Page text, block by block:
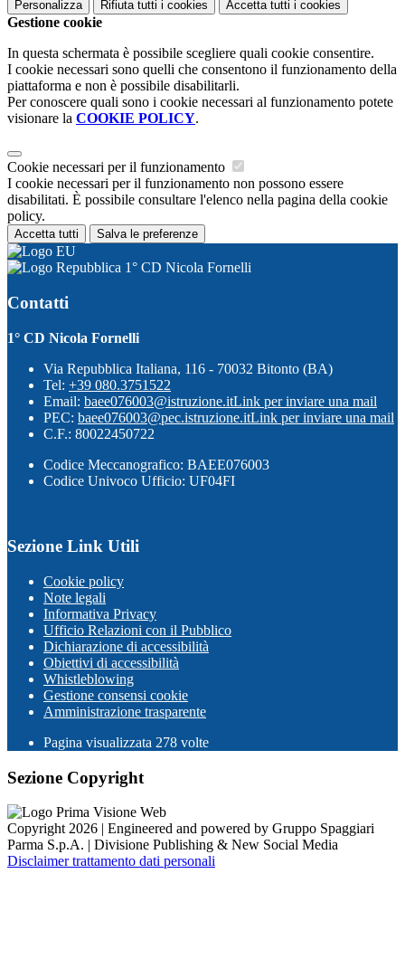
Personalizza Rifiuta tutti i cookies Accetta tutti i cookies
Gestione cookie
In questa schermata è possibile scegliere quali cookie consentire.
I cookie necessari sono quelli che consentono il funzionamento della
piattaforma e non è possibile disabilitarli.
Per conoscere quali sono i cookie necessari al funzionamento potete
visionare la COOKIE POLICY.
Cookie necessari per il funzionamento
I cookie necessari per il funzionamento non possono essere
disabilitati. È possibile consultare l'elenco nella pagina della cookie
policy.
Accetta tutti Salva le preferenze
1° CD Nicola Fornelli
Contatti
1° CD Nicola Fornelli
Via Repubblica Italiana, 116 - 70032 Bitonto (BA)
Tel: +39 080.3751522
Email: baee076003@istruzione.itLink per inviare una mail
PEC: baee076003@pec.istruzione.itLink per inviare una mail
C.F.: 80022450722
Codice Meccanografico: BAEE076003
Codice Univoco Ufficio: UF04FI
Sezione Link Utili
Cookie policy
Note legali
Informativa Privacy
Ufficio Relazioni con il Pubblico
Dichiarazione di accessibilità
Obiettivi di accessibilità
Whistleblowing
Gestione consensi cookie
Amministrazione trasparente
Pagina visualizzata 278 volte
Sezione Copyright
Copyright 2026 | Engineered and powered by Gruppo Spaggiari
Parma S.p.A. | Divisione Publishing & New Social Media
Disclaimer trattamento dati personali